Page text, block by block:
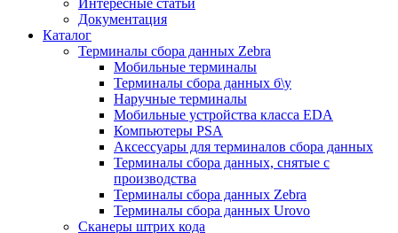
Интересные статьи
Документация
Каталог
Терминалы сбора данных Zebra
Мобильные терминалы
Терминалы сбора данных б\у
Наручные терминалы
Мобильные устройства класса EDA
Компьютеры PSA
Аксессуары для терминалов сбора данных
Терминалы сбора данных, снятые с
производства
Терминалы сбора данных Zebra
Терминалы сбора данных Urovo
Сканеры штрих кода